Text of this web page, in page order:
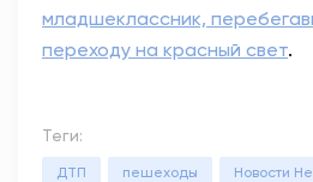
младшеклассник,
переходу на красный свет.
Теги:
ДТП пешеходы Новости